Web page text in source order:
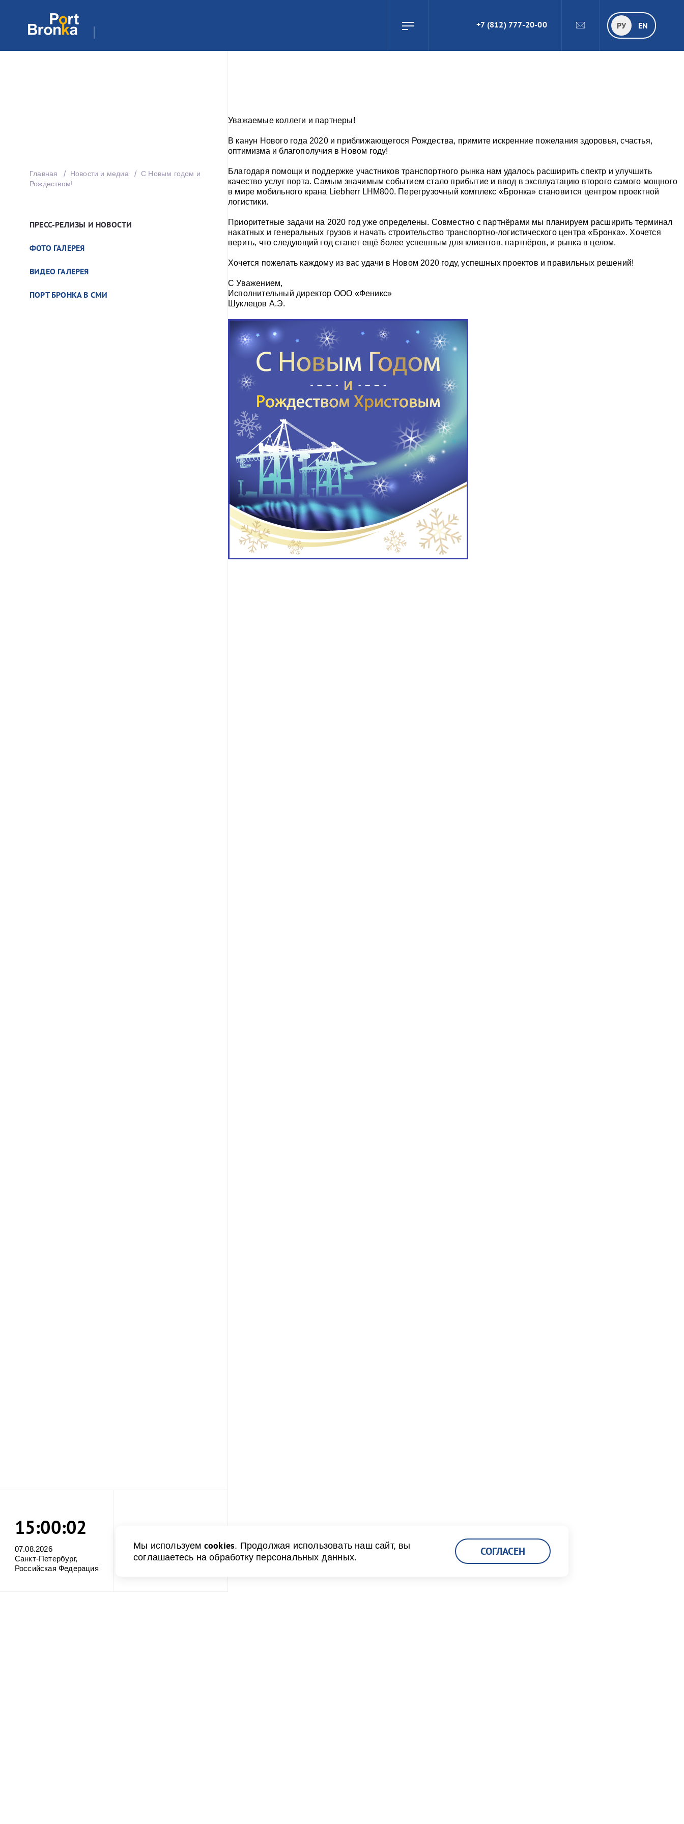
ПОИСК+7 (812) 777-20-00 РУ EN
РУ
Главная Новости и медиа
C Новым годом и
Рождеством!
ПРЕСС-РЕЛИЗЫ И НОВОСТИ
ФОТО ГАЛЕРЕЯ
ВИДЕО ГАЛЕРЕЯ
ПОРТ БРОНКА В СМИ
15:00:03
07.08.2026
Санкт-Петербург,
Российская Федерация
Уважаемые коллеги и партнеры!
В канун Нового года 2020 и приближающегося Рождества, примите искренние пожелания здоровья, счастья,
оптимизма и благополучия в Новом году!
Благодаря помощи и поддержке участников транспортного рынка нам удалось расширить спектр и улучшить
качество услуг порта. Самым значимым событием стало прибытие и ввод в эксплуатацию второго самого мощного
в мире мобильного крана Liebherr LHM800. Перегрузочный комплекс «Бронка» становится центром проектной
логистики.
Приоритетные задачи на 2020 год уже определены. Совместно с партнёрами мы планируем расширить терминал
накатных и генеральных грузов и начать строительство транспортно-логистического центра «Бронка». Хочется
верить, что следующий год станет ещё более успешным для клиентов, партнёров, и рынка в целом.
Хочется пожелать каждому из вас удачи в Новом 2020 году, успешных проектов и правильных решений!
С Уважением,
Исполнительный директор ООО «Феникс»
Шуклецов А.Э.
Мы используем cookies. Продолжая использовать наш сайт, вы
соглашаетесь на обработку персональных данных.
СОГЛАСЕН